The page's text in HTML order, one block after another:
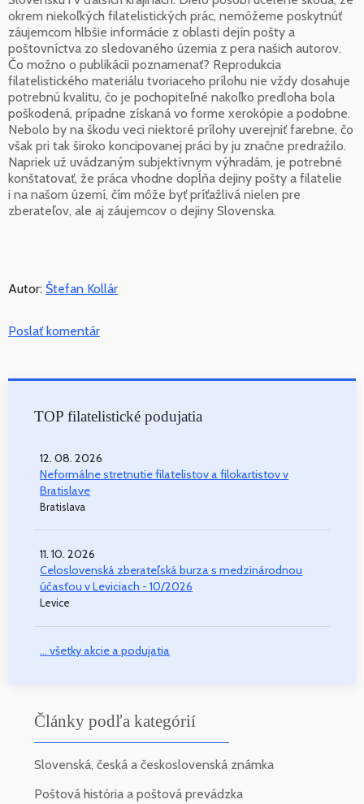
okrem niekoľkých filatelistických prác, nemôžeme poskytnúť
záujemcom hlbšie informácie z oblasti dejín pošty a
poštovníctva zo sledovaného územia z pera našich autorov.
Čo možno o publikácii poznamenať? Reprodukcia
filatelistického materiálu tvoriaceho prílohu nie vždy dosahuje
potrebnú kvalitu, čo je pochopiteľné nakoľko predloha bola
poškodená, prípadne získaná vo forme xerokópie a podobne.
Nebolo by na škodu veci niektoré prílohy uverejniť farebne, čo
však pri tak široko koncipovanej práci by ju značne predražilo.
Napriek už uvádzaným subjektívnym výhradám, je potrebné
konštatovať, že práca vhodne dopĺňa dejiny pošty a filatelie
i na našom území, čím môže byť príťažlivá nielen pre
zberateľov, ale aj záujemcov o dejiny Slovenska.
Autor: Štefan Kollár
Poslať komentár
TOP filatelistické podujatia
12. 08. 2026
Neformálne stretnutie filatelistov a filokartistov v
Bratislave
Bratislava
11. 10. 2026
Celoslovenská zberateľská burza s medzinárodnou
účasťou v Leviciach - 10/2026
Levice
... všetky akcie a podujatia
Články podľa kategórií
Slovenská, česká a československá známka
Poštová história a poštová prevádzka